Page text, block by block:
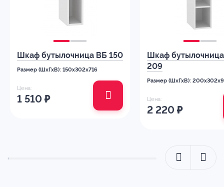
Шкаф бутылочница ВБ 150
Размер (ШхГхВ): 150x302x716
Цена:
1 510 ₽
Шкаф
209
Размер (ШхГхВ):
Цена:
2 220 ₽